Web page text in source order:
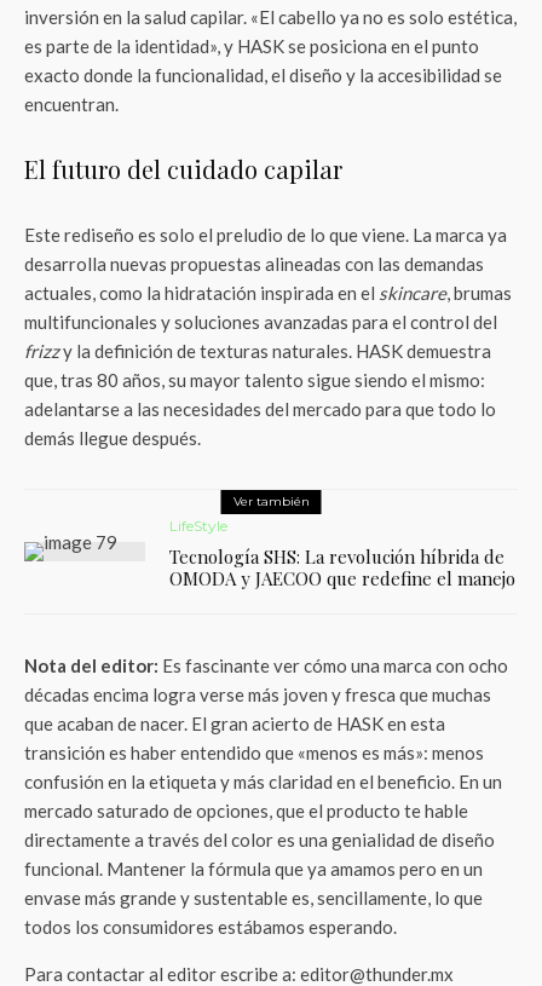
inversión en la salud capilar. «El cabello ya no es solo estética,
es parte de la identidad», y HASK se posiciona en el punto
exacto donde la funcionalidad, el diseño y la accesibilidad se
encuentran.
El futuro del cuidado capilar
Este rediseño es solo el preludio de lo que viene. La marca ya
desarrolla nuevas propuestas alineadas con las demandas
actuales, como la hidratación inspirada en el skincare, brumas
multifuncionales y soluciones avanzadas para el control del
frizzy la definición de texturas naturales. HASK demuestra
que, tras 80 años, su mayor talento sigue siendo el mismo:
adelantarse a las necesidades del mercado para que todo lo
demás llegue después.
Ver también
LifeStyle
Tecnología SHS: La revolución híbrida de
OMODA y JAECOO que redefine el manejo
Nota del editor: Es fascinante ver cómo una marca con ocho
décadas encima logra verse más joven y fresca que muchas
que acaban de nacer. El gran acierto de HASK en esta
transición es haber entendido que «menos es más»: menos
confusión en la etiqueta y más claridad en el beneficio. En un
mercado saturado de opciones, que el producto te hable
directamente a través del color es una genialidad de diseño
funcional. Mantener la fórmula que ya amamos pero en un
envase más grande y sustentable es, sencillamente, lo que
todos los consumidores estábamos esperando.
Para contactar al editor escribe a: editor@thunder.mx